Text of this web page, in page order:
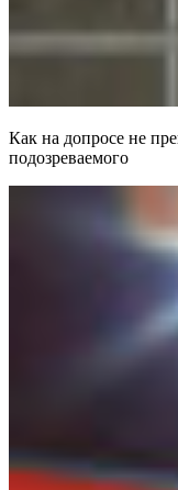
Как на допросе не
подозреваемого